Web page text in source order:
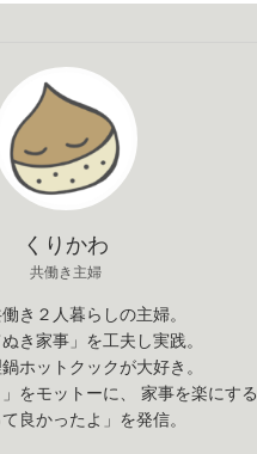
くりかわ
共働き主婦
き２人暮らしの主婦。
き家事」を工夫し実践。
ホットクックが大好き。
」をモットーに、 家事を楽にする
良かったよ」を発信。